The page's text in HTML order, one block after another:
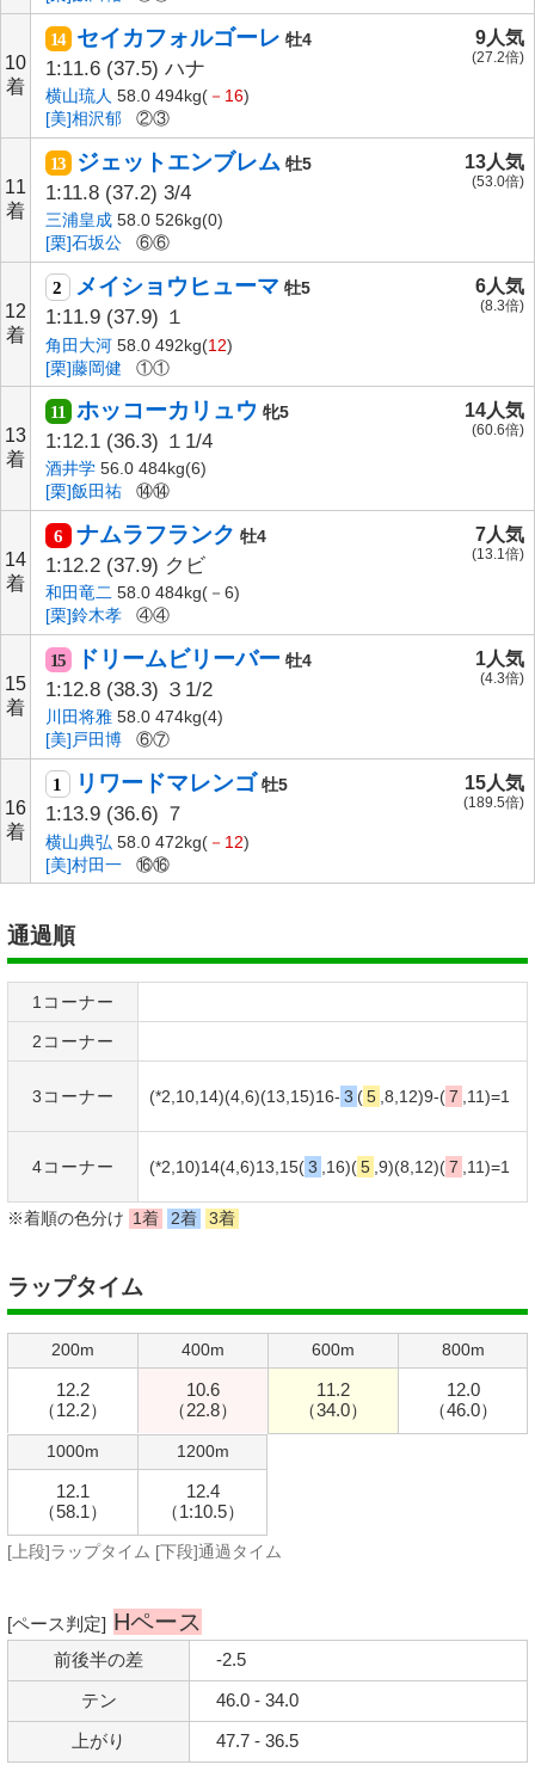
10
着
14 セイカフォルゴーレ 牡4
1:11.6 (37.5) ハナ
横山琉人 58.0 494kg( －16)
[美]相沢郁
②③
9人気
(27.2倍)
11
着
13 ジェットエンブレム 牡5
1:11.8 (37.2) 3/4
三浦皇成 58.0 526kg(0)
[栗]石坂公
⑥⑥
13人気
(53.0倍)
12
着
2 メイショウヒューマ 牡5
1:11.9 (37.9) １
角田大河 58.0 492kg(12)
[栗]藤岡健
①①
6人気
(8.3倍)
13
着
11 ホッコーカリュウ 牝5
1:12.1 (36.3) １1/4
酒井学 56.0 484kg(6)
[栗]飯田祐
⑭⑭
14人気
(60.6倍)
14
着
6 ナムラフランク 牡4
1:12.2 (37.9) クビ
和田竜二 58.0 484kg(－6)
[栗]鈴木孝
④④
7人気
(13.1倍)
15
着
15 ドリームビリーバー 牡4
1:12.8 (38.3) ３1/2
川田将雅 58.0 474kg(4)
[美]戸田博
⑥⑦
1人気
(4.3倍)
16
着
1 リワードマレンゴ 牡5
1:13.9 (36.6) ７
横山典弘 58.0 472kg( －12)
[美]村田一
⑯⑯
15人気
(189.5倍)
通過順
1コーナー
2コーナー
3コーナー (*2,10,14)(4,6)(13,15)16- 3 ( 5 ,8,12)9-( 7 ,11)=1
4コーナー (*2,10)14(4,6)13,15( 3 ,16)( 5 ,9)(8,12)( 7 ,11)=1
※着順の色分け 1着 2着 3着
ラップタイム
200m
12.2
（12.2）
400m
10.6
（22.8）
600m
11.2
（34.0）
800m
12.0
（46.0）
1000m
12.1
（58.1）
1200m
12.4
（1:10.5）
[上段]ラップタイム [下段]通過タイム
[ペース判定] Hペース
前後半の差 -2.5
テン 46.0 - 34.0
上がり 47.7 - 36.5